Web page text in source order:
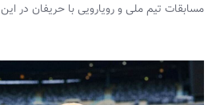
مسابقات تیم ملی و رویارویی با حریفان در